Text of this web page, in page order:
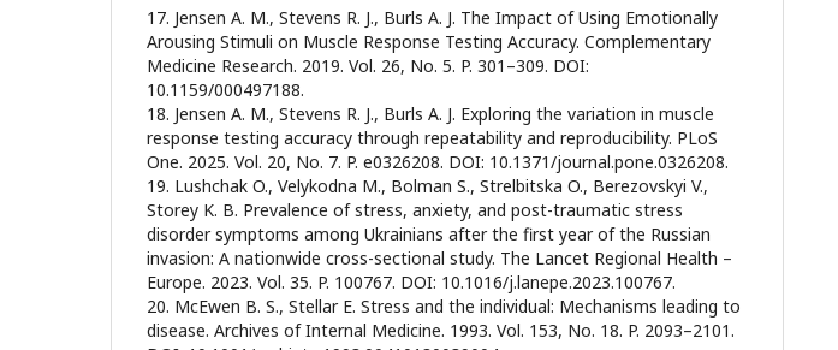
17. Jensen A. M., Stevens R. J., Burls A. J. The Impact of Using Emotionally
Arousing Stimuli on Muscle Response Testing Accuracy. Complementary
Medicine Research. 2019. Vol. 26, No. 5. P. 301–309. DOI:
10.1159/000497188.
18. Jensen A. M., Stevens R. J., Burls A. J. Exploring the variation in muscle
response testing accuracy through repeatability and reproducibility. PLoS
One. 2025. Vol. 20, No. 7. P. e0326208. DOI: 10.1371/journal.pone.0326208.
19. Lushchak O., Velykodna M., Bolman S., Strelbitska O., Berezovskyi V.,
Storey K. B. Prevalence of stress, anxiety, and post-traumatic stress
disorder symptoms among Ukrainians after the first year of the Russian
invasion: A nationwide cross-sectional study. The Lancet Regional Health –
Europe. 2023. Vol. 35. P. 100767. DOI: 10.1016/j.lanepe.2023.100767.
20. McEwen B. S., Stellar E. Stress and the individual: Mechanisms leading to
disease. Archives of Internal Medicine. 1993. Vol. 153, No. 18. P. 2093–2101.